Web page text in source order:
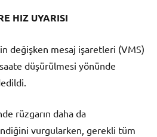
HIZ UYARISI
değişken mesaj işaretleri (VMS)
düşürülmesi yönünde
rüzgarın daha da
vurgularken, gerekli tüm